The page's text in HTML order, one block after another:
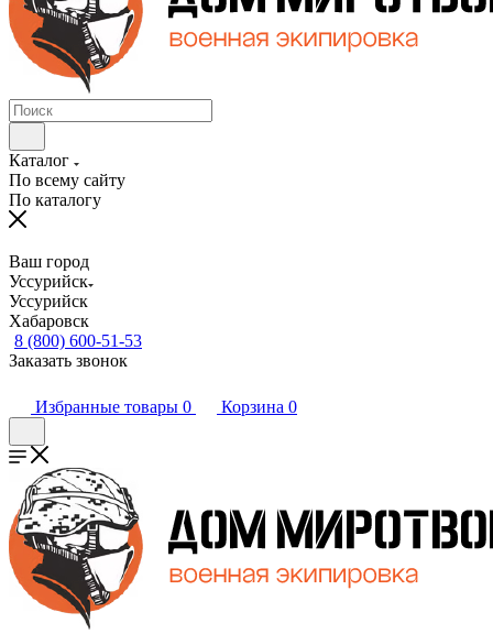
Каталог
По всему сайту
По каталогу
Ваш город
Уссурийск
Уссурийск
Хабаровск
8 (800) 600-51-53
Заказать звонок
Избранные товары 0 Корзина 0